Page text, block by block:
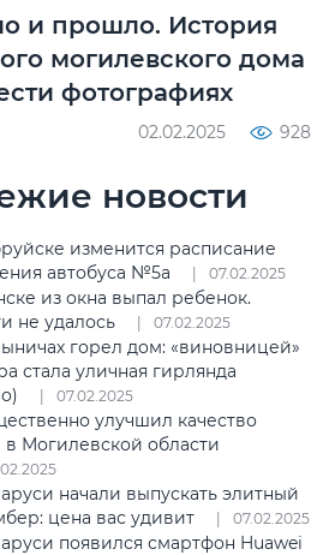
и прошло. История
могилевского дома
фотографиях
02.02.2025 928
новости
изменится расписание
автобуса №5а
07.02.2025
из окна выпал ребенок.
не удалось
07.02.2025
горел дом: «виновницей»
стала уличная гирлянда
07.02.2025
улучшил качество
в Могилевской области
начали выпускать элитный
цена вас удивит
07.02.2025
появился смартфон Huawei